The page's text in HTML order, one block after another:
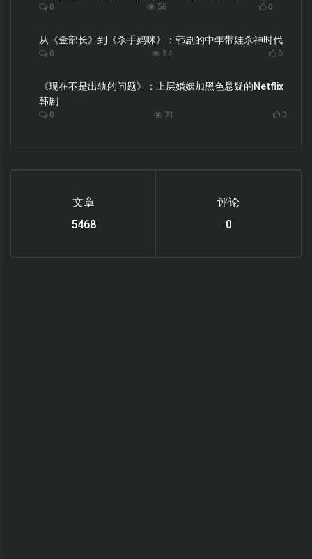
0 56 0
从《金部长》到《杀手妈咪》：韩剧的中年带娃杀神时代
0 54 0
《现在不是出轨的问题》：上层婚姻加黑色悬疑的Netflix
韩剧
0 71 0
文章
6122
评论
0